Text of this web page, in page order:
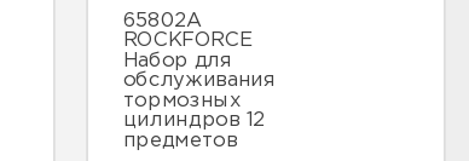
65802A
ROCKFORCE
Набор для
обслуживания
тормозных
цилиндров 12
предметов